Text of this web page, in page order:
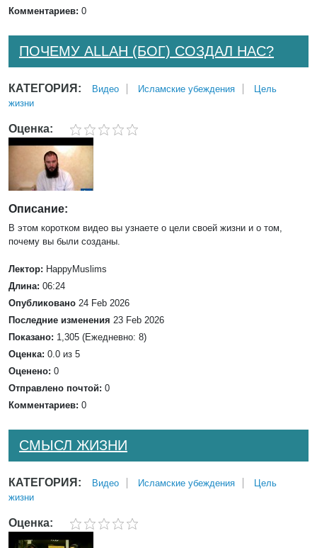
Комментариев: 0
ПОЧЕМУ ALLAH (БОГ) СОЗДАЛ НАС?
КАТЕГОРИЯ: Bидео Исламские убеждения
Цель
жизни
Оценка:
Описание:
В этом коротком видео вы узнаете о цели своей жизни и о том,
почему вы были созданы.
Лектор: HappyMuslims
Длина: 06:24
Опубликовано 24 Feb 2026
Последние изменения 23 Feb 2026
Показано: 1,305 (Ежедневно: 8)
Оценка: 0.0 из 5
Оценено: 0
Отправлено почтой: 0
Комментариев: 0
СМЫСЛ ЖИЗНИ
КАТЕГОРИЯ: Bидео Исламские убеждения
Цель
жизни
Оценка: